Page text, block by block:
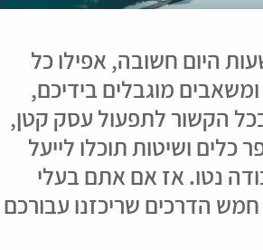
היום חשובה, אפילו כל
מוגבלים בידיכם,
בכל הקשור לתפעול עסק קטן,
ושיטות תוכלו לייעל
נטו. אז אם אתם בעלי
הדרכים שריכזנו עבורכם